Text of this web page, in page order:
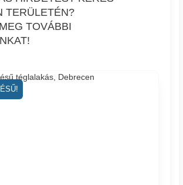
TERÜLETÉN?
TOVÁBBI